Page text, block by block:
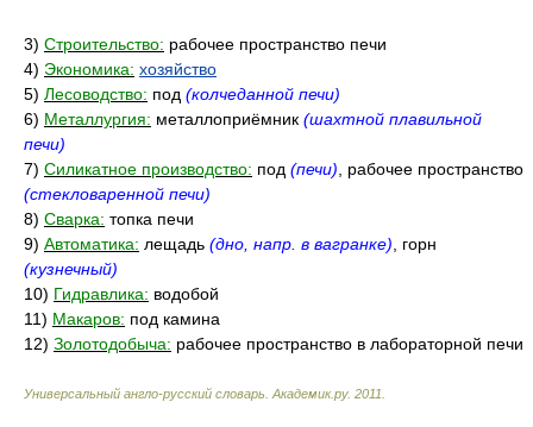
3) Строительство: рабочее пространство печи
4) Экономика: хозяйство
5) Лесоводство: под (колчеданной печи)
6) Металлургия: металлоприёмник (шахтной плавильной
печи)
7) Силикатное производство: под (печи) , рабочее пространство
(стекловаренной печи)
8) Сварка: топка печи
9) Автоматика: лещадь (дно, напр. в вагранке) , горн
(кузнечный)
10) Гидравлика: водобой
11) Макаров: под камина
12) Золотодобыча: рабочее пространство в лабораторной печи
Универсальный англо-русский словарь Академик.ру. 2011